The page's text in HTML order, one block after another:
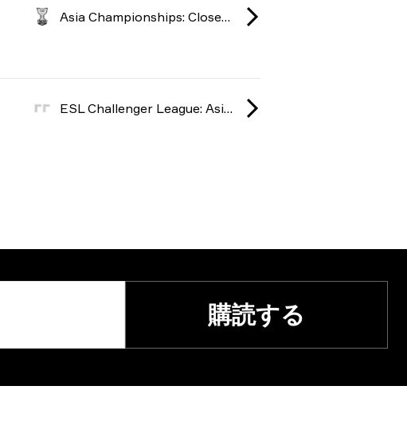
Asia Championships: Closed Qualifier 2026
ESL Challenger League: Asia season 49 2025
購読する